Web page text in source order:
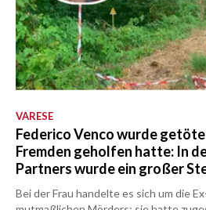
VARESE
Federico Venco wurde
Fremden geholfen hatte: In
Partners wurde ein großer
Bei der Frau handelte es sich um die